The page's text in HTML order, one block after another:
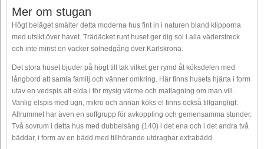
Mer om stugan
Högt beläget smälter detta moderna hus fint in i naturen bland klipporna
med utsikt över havet. Trädäcket runt huset ger dig sol i alla väderstreck
och inte minst en vacker solnedgång över Karlskrona.
Det stora huset bjuder på högt till tak vilket ger rymd åt köksdelen med
långbord att samla familj och vänner omkring. Här finns husets hjärta i form
utav en vedspis att elda i för mysig värme och matlagning om man vill.
Vanlig elspis med ugn, mikro och annan köks el finns också tillgängligt.
Allrummet har även en soffgrupp för avkoppling och gemensamma stunder.
Två sovrum i detta hus med dubbelsäng (140) i det ena och i det andra två
bäddar, i form av en bädd med tillhörande utdragbar extrabädd.